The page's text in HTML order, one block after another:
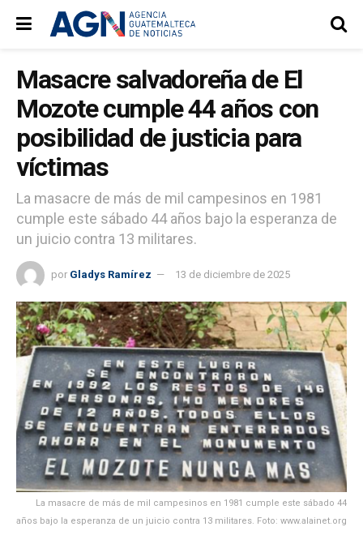
Masacre salvadoreña de El
Mozote cumple 44 años con
posibilidad de justicia para
víctimas
La masacre de más de mil campesinos en 1981
cumple este sábado 44 años bajo la esperanza de
un juicio contra 13 militares.
por Gladys Ramírez 13 de diciembre de 2025
La masacre de más de mil campesinos en 1981 cumple este sábado 44
años bajo la esperanza de un juicio contra 13 militares. Foto: www.alainet.org